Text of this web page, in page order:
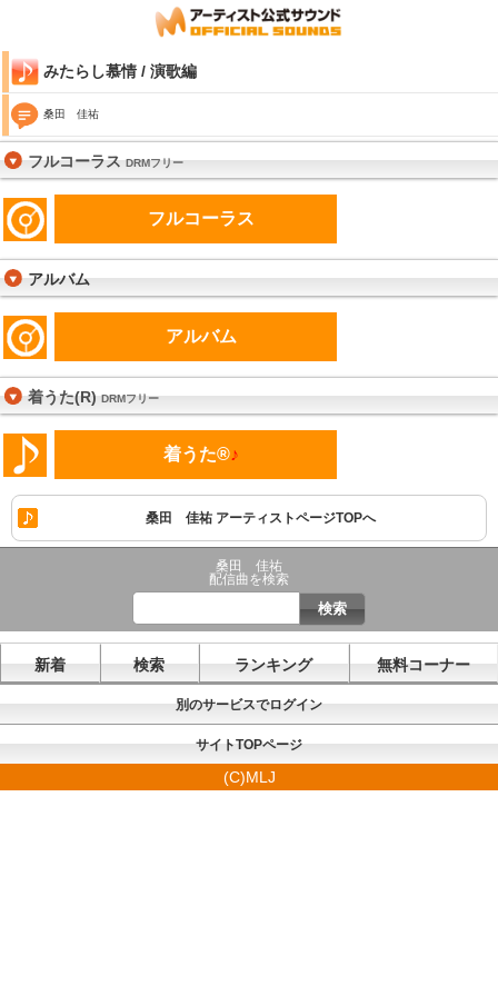
みたらし慕情 / 演歌編
桑田 佳祐
フルコーラスDRMフリー
フルコーラス
アルバム
アルバム
着うた(R)DRMフリー
着うた®♪
桑田 佳祐 アーティストページTOPへ
桑田 佳祐
配信曲を検索
新着 検索 ランキング 無料コーナー
別のサービスでログイン
サイトTOPページ
(C)MLJ